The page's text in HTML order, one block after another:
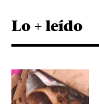
Lo + leído